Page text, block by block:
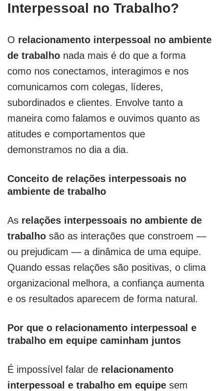
Interpessoal no Trabalho?
O relacionamento interpessoal no ambiente
de trabalho nada mais é do que a forma
como nos conectamos, interagimos e nos
comunicamos com colegas, líderes,
subordinados e clientes. Envolve tanto a
maneira como falamos e ouvimos quanto as
atitudes e comportamentos que
demonstramos no dia a dia.
Conceito de relações interpessoais no
ambiente de trabalho
As relações interpessoais no ambiente de
trabalho são as interações que constroem —
ou prejudicam — a dinâmica de uma equipe.
Quando essas relações são positivas, o clima
organizacional melhora, a confiança aumenta
e os resultados aparecem de forma natural.
Por que o relacionamento interpessoal e
trabalho em equipe caminham juntos
É impossível falar de relacionamento
interpessoal e trabalho em equipe sem